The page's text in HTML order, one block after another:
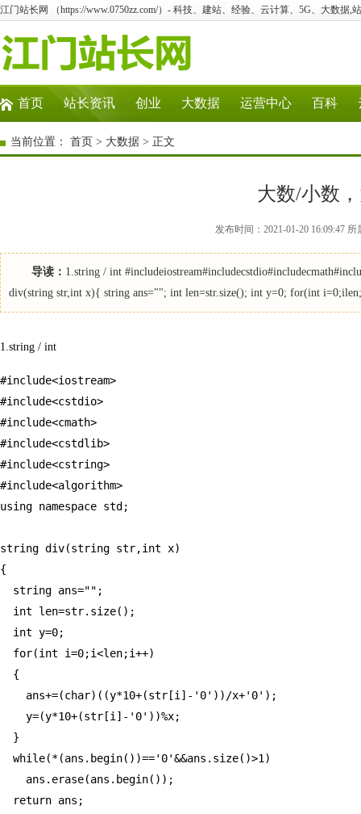
江门站长网 （https://www.0750zz.com/）- 科技、建站、经验、云计算、5G、大数据,
首页 站长资讯 创业 大数据 运营中心 百科
当前位置： 首页 > 大数据 > 正文
大数/小数
发布时间：2021-01-20 16:09:47
导读： 1.string / int
div(string str,int x){ string ans=""; int len=str.size(); int y=0; for(int
1.string / int
#include<iostream>
#include<cstdio>
#include<cmath>
#include<cstdlib>
#include<cstring>
#include<algorithm>
using namespace std;
string div(string str,int x)
{
  string ans="";
  int len=str.size();
  int y=0;
  for(int i=0;i<len;i++)
  {
    ans+=(char)((y*10+(str[i]-'0'))/x+'0');
    y=(y*10+(str[i]-'0'))%x;
  }
  while(*(ans.begin())=='0'&&ans.size()>1)
    ans.erase(ans.begin());
  return ans;